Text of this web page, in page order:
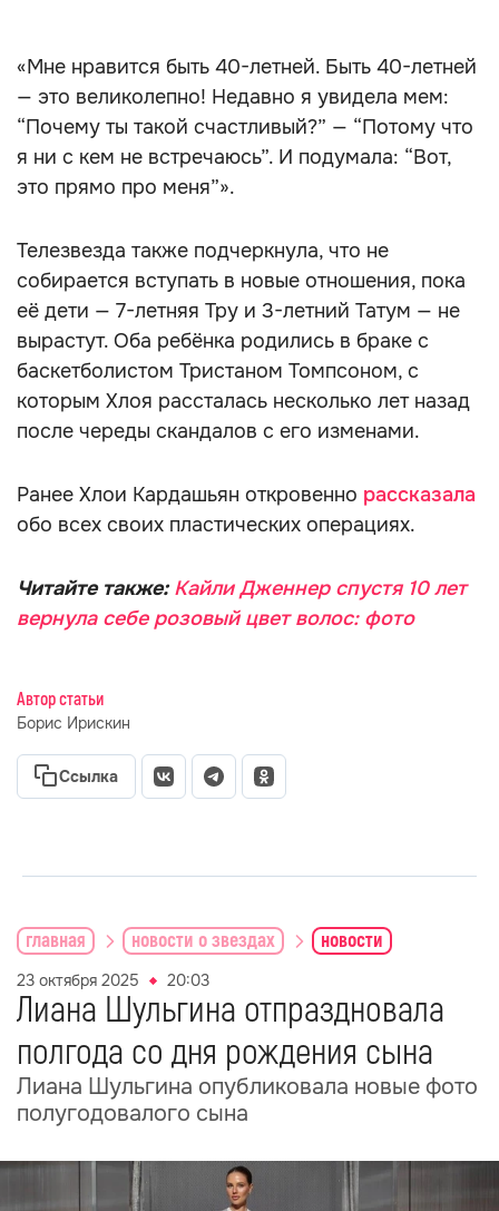
«Мне нравится быть 40-летней. Быть 40-летней
— это великолепно! Недавно я увидела мем:
“Почему ты такой счастливый?” — “Потому что
я ни с кем не встречаюсь”. И подумала: “Вот,
это прямо про меня”».
Телезвезда также подчеркнула, что не
собирается вступать в новые отношения, пока
её дети — 7-летняя Тру и 3-летний Татум — не
вырастут. Оба ребёнка родились в браке с
баскетболистом Тристаном Томпсоном, с
которым Хлоя рассталась несколько лет назад
после череды скандалов с его изменами.
Ранее Хлои Кардашьян откровенно рассказала
обо всех своих пластических операциях.
Читайте также: Кайли Дженнер спустя 10 лет
вернула себе розовый цвет волос: фото
Автор статьи
Борис Ирискин
Ссылка
главная новости о звездах новости
23 октября 2025 20:03
Лиана Шульгина отпраздновала
полгода со дня рождения сына
Лиана Шульгина опубликовала новые фото
полугодовалого сына